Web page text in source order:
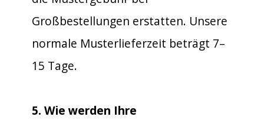
Großbestellungen erstatten. Unsere
normale Musterlieferzeit beträgt 7–
15 Tage.
5. Wie werden Ihre